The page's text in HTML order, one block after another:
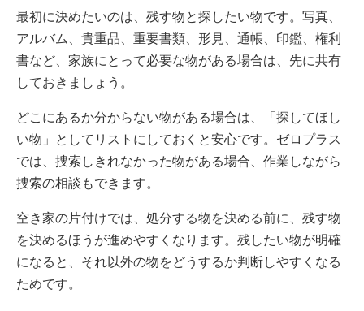
最初に決めたいのは、残す物と探したい物です。写真、
アルバム、貴重品、重要書類、形見、通帳、印鑑、権利
書など、家族にとって必要な物がある場合は、先に共有
しておきましょう。
どこにあるか分からない物がある場合は、「探してほし
い物」としてリストにしておくと安心です。ゼロプラス
では、捜索しきれなかった物がある場合、作業しながら
捜索の相談もできます。
空き家の片付けでは、処分する物を決める前に、残す物
を決めるほうが進めやすくなります。残したい物が明確
になると、それ以外の物をどうするか判断しやすくなる
ためです。